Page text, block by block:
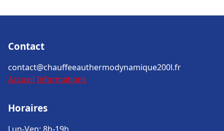
Contact
contact@chauffeeauthermodynamique200l.fr
Accueil Informations
Horaires